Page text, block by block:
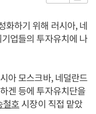
화하기 위해 러시아, 네
업들의 투자유치에 나
아 모스크바, 네덜란드
겐 등에 투자유치단을
철호시장이 직접 맡았